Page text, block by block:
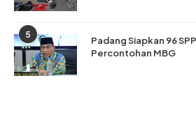
5
Padang Siapkan 96
Percontohan MBG